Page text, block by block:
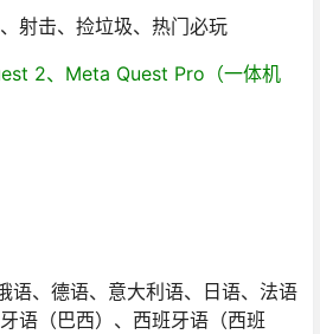
射击、捡垃圾、热门必玩
2、Meta Quest Pro（一体机
语、德语、意大利语、日语、法语
语（巴西）、西班牙语（西班